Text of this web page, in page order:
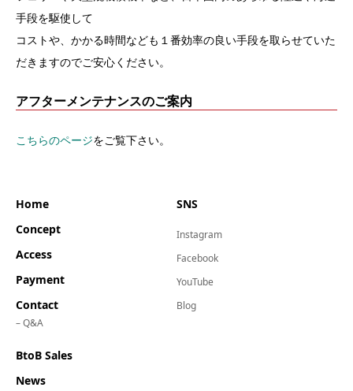
手段を駆使して
コストや、かかる時間なども１番効率の良い手段を取らせていた
だきますのでご安心ください。
アフターメンテナンスのご案内
こちらのページをご覧下さい。
Home
Concept
Access
Payment
Contact
– Q&A
BtoB Sales
News
SNS
Instagram
Facebook
YouTube
Blog